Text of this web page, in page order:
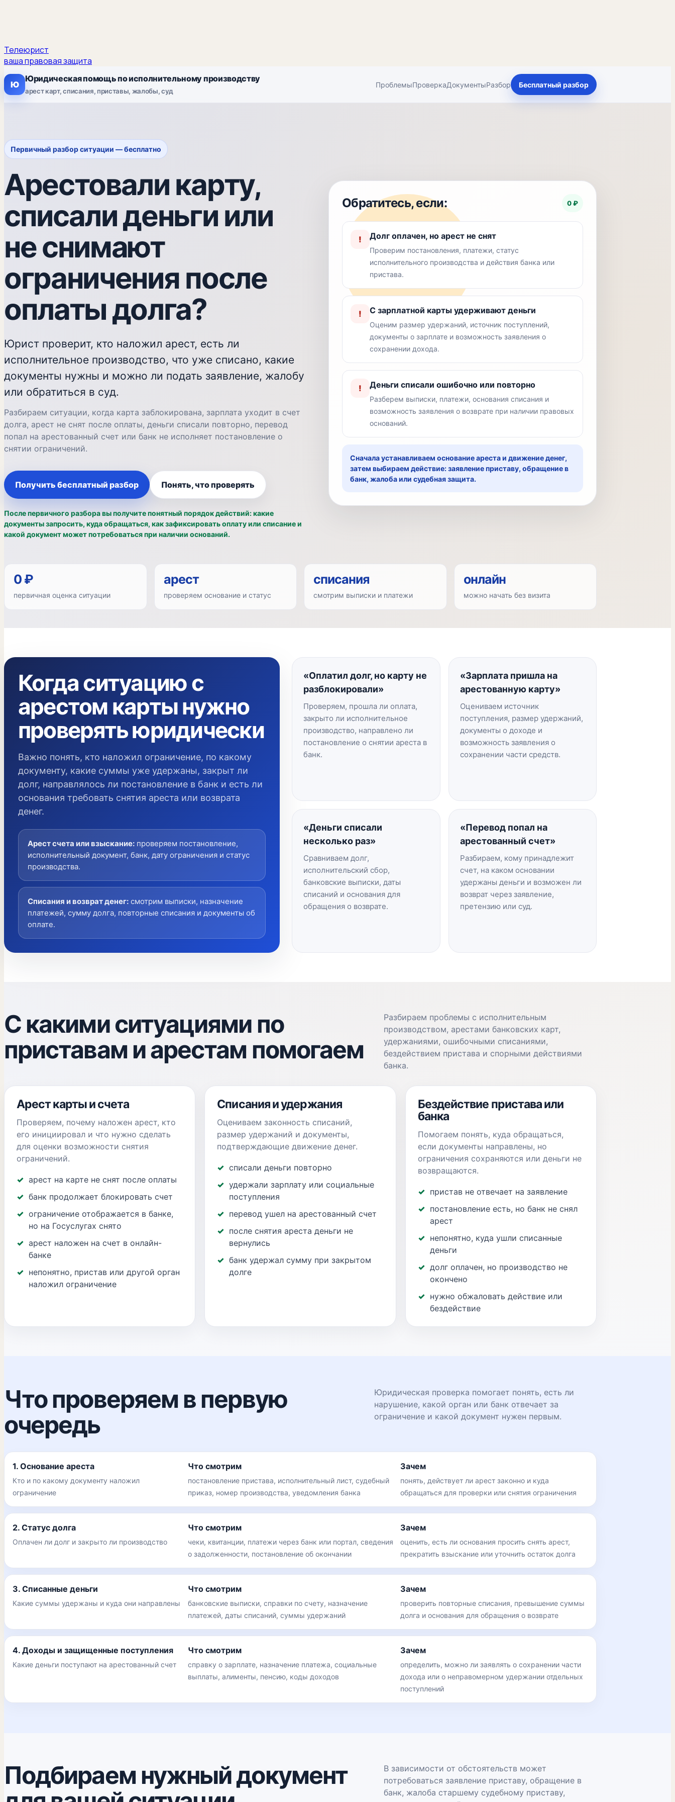
Телеюрист
ваша правовая защита
Ю
Юридическая помощь по исполнительному производству
арест карт, списания, приставы, жалобы, суд
ПроблемыПроверкаДокументыРазбор Бесплатный разбор
Первичный разбор ситуации — бесплатно
Арестовали карту,
списали деньги или
не снимают
ограничения после
оплаты долга?
Юрист проверит, кто наложил арест, есть ли
исполнительное производство, что уже списано, какие
документы нужны и можно ли подать заявление, жалобу
или обратиться в суд.
Разбираем ситуации, когда карта заблокирована, зарплата уходит в счет
долга, арест не снят после оплаты, деньги списали повторно, перевод
попал на арестованный счет или банк не исполняет постановление о
снятии ограничений.
Получить бесплатный разбор Понять, что проверять
После первичного разбора вы получите понятный порядок действий: какие
документы запросить, куда обращаться, как зафиксировать оплату или списание и
какой документ может потребоваться при наличии оснований.
Обратитесь, если: 0 ₽
! Долг оплачен, но арест не снят
Проверим постановления, платежи, статус
исполнительного производства и действия банка или
пристава.
! С зарплатной карты удерживают деньги
Оценим размер удержаний, источник поступлений,
документы о зарплате и возможность заявления о
сохранении дохода.
! Деньги списали ошибочно или повторно
Разберем выписки, платежи, основания списания и
возможность заявления о возврате при наличии правовых
оснований.
Сначала устанавливаем основание ареста и движение денег,
затем выбираем действие: заявление приставу, обращение в
банк, жалоба или судебная защита.
0 ₽
первичная оценка ситуации
арест
проверяем основание и статус
списания
смотрим выписки и платежи
онлайн
можно начать без визита
Когда ситуацию с
арестом карты нужно
проверять юридически
Важно понять, кто наложил ограничение, по какому
документу, какие суммы уже удержаны, закрыт ли
долг, направлялось ли постановление в банк и есть ли
основания требовать снятия ареста или возврата
денег.
Арест счета или взыскание: проверяем постановление,
исполнительный документ, банк, дату ограничения и статус
производства.
Списания и возврат денег: смотрим выписки, назначение
платежей, сумму долга, повторные списания и документы об
оплате.
«Оплатил долг, но карту не
разблокировали»
Проверяем, прошла ли оплата,
закрыто ли исполнительное
производство, направлено ли
постановление о снятии ареста в
банк.
«Зарплата пришла на
арестованную карту»
Оцениваем источник
поступления, размер удержаний,
документы о доходе и
возможность заявления о
сохранении части средств.
«Деньги списали
несколько раз»
Сравниваем долг,
исполнительский сбор,
банковские выписки, даты
списаний и основания для
обращения о возврате.
«Перевод попал на
арестованный счет»
Разбираем, кому принадлежит
счет, на каком основании
удержаны деньги и возможен ли
возврат через заявление,
претензию или суд.
С какими ситуациями по
приставам и арестам помогаем
Разбираем проблемы с исполнительным
производством, арестами банковских карт,
удержаниями, ошибочными списаниями,
бездействием пристава и спорными действиями
банка.
Арест карты и счета
Проверяем, почему наложен арест, кто
его инициировал и что нужно сделать
для оценки возможности снятия
ограничений.
арест на карте не снят после оплаты
банк продолжает блокировать счет
ограничение отображается в банке,
но на Госуслугах снято
арест наложен на счет в онлайн-
банке
непонятно, пристав или другой орган
наложил ограничение
Списания и удержания
Оцениваем законность списаний,
размер удержаний и документы,
подтверждающие движение денег.
списали деньги повторно
удержали зарплату или социальные
поступления
перевод ушел на арестованный счет
после снятия ареста деньги не
вернулись
банк удержал сумму при закрытом
долге
Бездействие пристава или
банка
Помогаем понять, куда обращаться,
если документы направлены, но
ограничения сохраняются или деньги не
возвращаются.
пристав не отвечает на заявление
постановление есть, но банк не снял
арест
непонятно, куда ушли списанные
деньги
долг оплачен, но производство не
окончено
нужно обжаловать действие или
бездействие
Что проверяем в первую
очередь
Юридическая проверка помогает понять, есть ли
нарушение, какой орган или банк отвечает за
ограничение и какой документ нужен первым.
1. Основание ареста
Кто и по какому документу наложил
ограничение
Что смотрим
постановление пристава, исполнительный лист, судебный
приказ, номер производства, уведомления банка
Зачем
понять, действует ли арест законно и куда
обращаться для проверки или снятия ограничения
2. Статус долга
Оплачен ли долг и закрыто ли производство
Что смотрим
чеки, квитанции, платежи через банк или портал, сведения
о задолженности, постановление об окончании
Зачем
оценить, есть ли основания просить снять арест,
прекратить взыскание или уточнить остаток долга
3. Списанные деньги
Какие суммы удержаны и куда они направлены
Что смотрим
банковские выписки, справки по счету, назначение
платежей, даты списаний, суммы удержаний
Зачем
проверить повторные списания, превышение суммы
долга и основания для обращения о возврате
4. Доходы и защищенные поступления
Какие деньги поступают на арестованный счет
Что смотрим
справку о зарплате, назначение платежа, социальные
выплаты, алименты, пенсию, коды доходов
Зачем
определить, можно ли заявлять о сохранении части
дохода или о неправомерном удержании отдельных
поступлений
Подбираем нужный документ
В зависимости от обстоятельств может
потребоваться заявление приставу, обращение в
банк, жалоба старшему судебному приставу,